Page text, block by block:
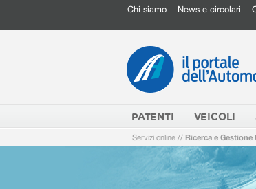
Chi siamo News e circolari
PATENTI VEICOLI
Servizi online // Ricerca e Gestione